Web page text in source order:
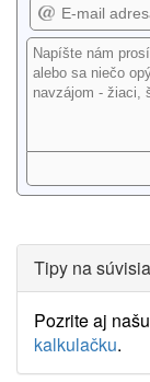
Tipy na
Pozrite aj
kalkulačku.